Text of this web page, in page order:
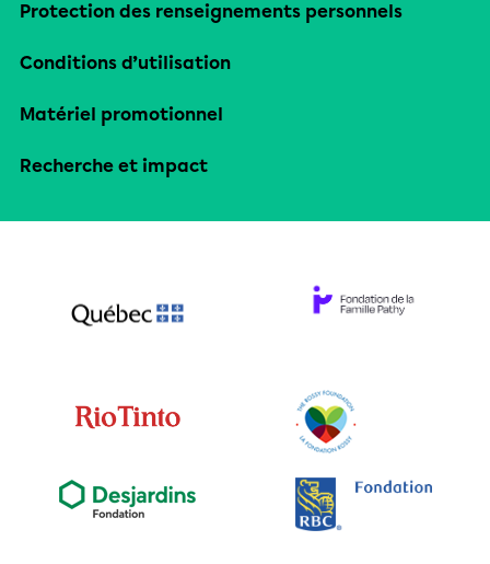
Protection des renseignements personnels
Conditions d’utilisation
Matériel promotionnel
Recherche et impact